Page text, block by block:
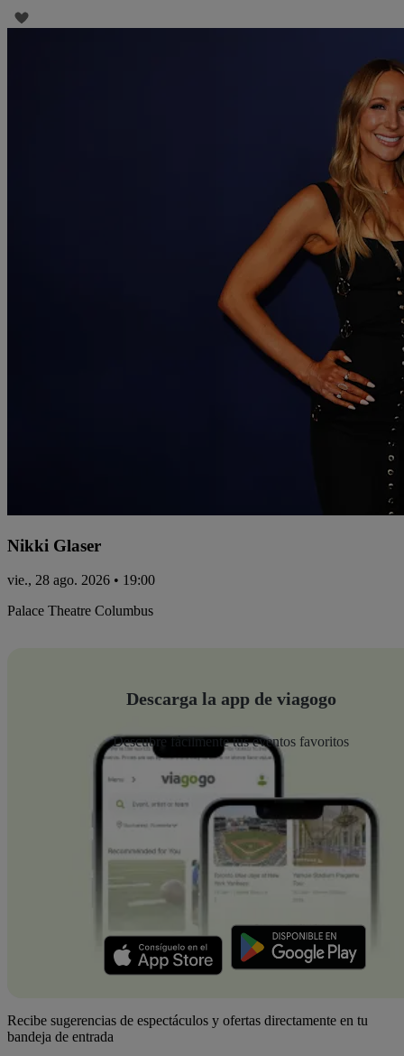
Nikki Glaser
vie., 28 ago. 2026 • 19:00
Palace Theatre Columbus
Descarga la app de viagogo
Descubre fácilmente tus eventos favoritos
Recibe sugerencias de espectáculos y ofertas directamente en tu
bandeja de entrada